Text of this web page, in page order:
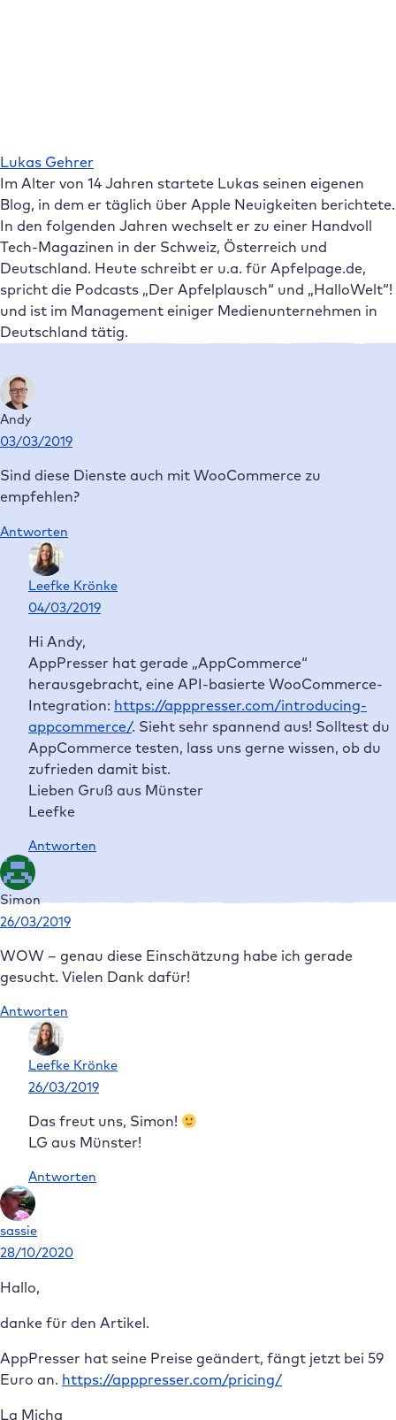
Lukas Gehrer
Im Alter von 14 Jahren startete Lukas seinen eigenen
Blog, in dem er täglich über Apple Neuigkeiten berichtete.
In den folgenden Jahren wechselt er zu einer Handvoll
Tech-Magazinen in der Schweiz, Österreich und
Deutschland. Heute schreibt er u.a. für Apfelpage.de,
spricht die Podcasts „Der Apfelplausch“ und „HalloWelt“!
und ist im Management einiger Medienunternehmen in
Deutschland tätig.
Andy
03/03/2019
Sind diese Dienste auch mit WooCommerce zu
empfehlen?
Antworten
Leefke Krönke
04/03/2019
Hi Andy,
AppPresser hat gerade „AppCommerce“
herausgebracht, eine API-basierte WooCommerce-
Integration: https://apppresser.com/introducing-
appcommerce/. Sieht sehr spannend aus! Solltest du
AppCommerce testen, lass uns gerne wissen, ob du
zufrieden damit bist.
Lieben Gruß aus Münster
Leefke
Antworten
Simon
26/03/2019
WOW – genau diese Einschätzung habe ich gerade
gesucht. Vielen Dank dafür!
Antworten
Leefke Krönke
26/03/2019
Das freut uns, Simon!
LG aus Münster!
Antworten
sassie
28/10/2020
Hallo,
danke für den Artikel.
AppPresser hat seine Preise geändert, fängt jetzt bei 59
Euro an. https://apppresser.com/pricing/
Lg Micha